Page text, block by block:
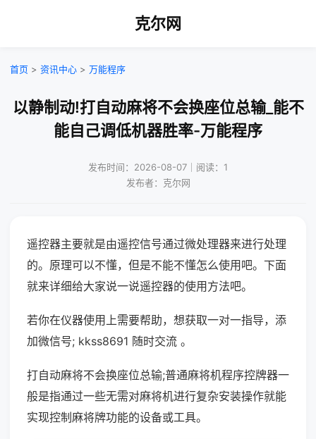
克尔网
首页 > 资讯中心 > 万能程序
以静制动!打自动麻将不会换座位总输_能不
能自己调低机器胜率-万能程序
发布时间：2026-08-07｜阅读：1
发布者：克尔网
遥控器主要就是由遥控信号通过微处理器来进行处理
的。原理可以不懂，但是不能不懂怎么使用吧。下面
就来详细给大家说一说遥控器的使用方法吧。
若你在仪器使用上需要帮助，想获取一对一指导，添
加微信号; kkss8691 随时交流 。
打自动麻将不会换座位总输;普通麻将机程序控牌器一
般是指通过一些无需对麻将机进行复杂安装操作就能
实现控制麻将牌功能的设备或工具。